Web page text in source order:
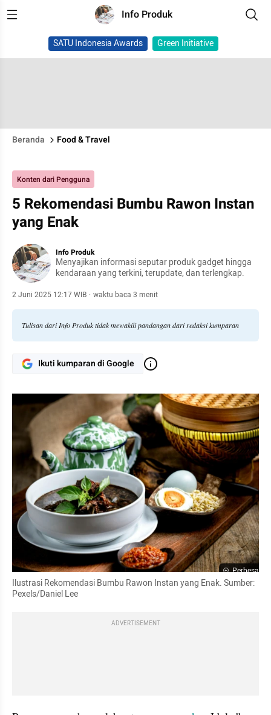
Info Produk
SATU Indonesia Awards Green Initiative
Beranda Food & Travel
Konten dari Pengguna
5 Rekomendasi Bumbu Rawon Instan
yang Enak
Info Produk
Menyajikan informasi seputar produk gadget hingga
kendaraan yang terkini, terupdate, dan terlengkap.
2 Juni 2025 12:17 WIB · waktu baca 3 menit
Tulisan dari Info Produk tidak mewakili pandangan dari redaksi kumparan
Ikuti kumparan di Google
Perbesar
Ilustrasi Rekomendasi Bumbu Rawon Instan yang Enak. Sumber:
Pexels/Daniel Lee
ADVERTISEMENT